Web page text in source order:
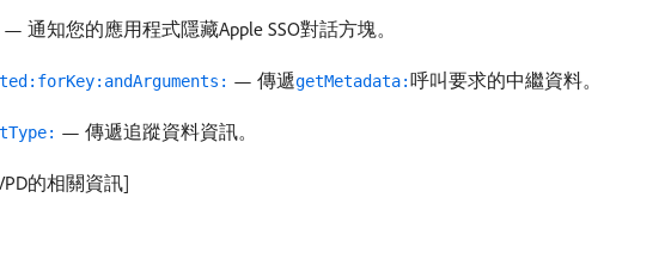
— 通知您的應用程式隱藏Apple SSO對話方塊。
— 傳遞getMetadata:呼叫要求的中繼資料。
— 傳遞追蹤資料資訊。
的相關資訊]